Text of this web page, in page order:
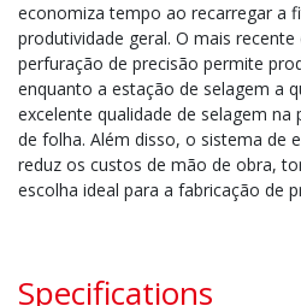
economiza tempo ao recarregar a
produtividade geral. O mais
perfuração de precisão permite
enquanto a estação de selagem a
excelente qualidade de selagem
de folha. Além disso, o sistema de
reduz os custos de mão de obra,
escolha ideal para a fabricação de
Specifications